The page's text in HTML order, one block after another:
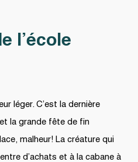
l’école
léger. C’est la dernière
la grande fête de fin
malheur! La créature qui
d’achats et à la cabane à